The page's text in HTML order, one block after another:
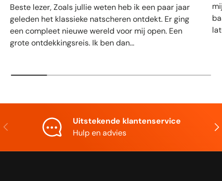
Beste lezer, Zoals jullie weten heb ik een paar jaar
geleden het klassieke natscheren ontdekt. Er ging
een compleet nieuwe wereld voor mij open. Een
grote ontdekkingsreis. Ik ben dan...
Vorige
Uitstekende klantenservice
Hulp en advies